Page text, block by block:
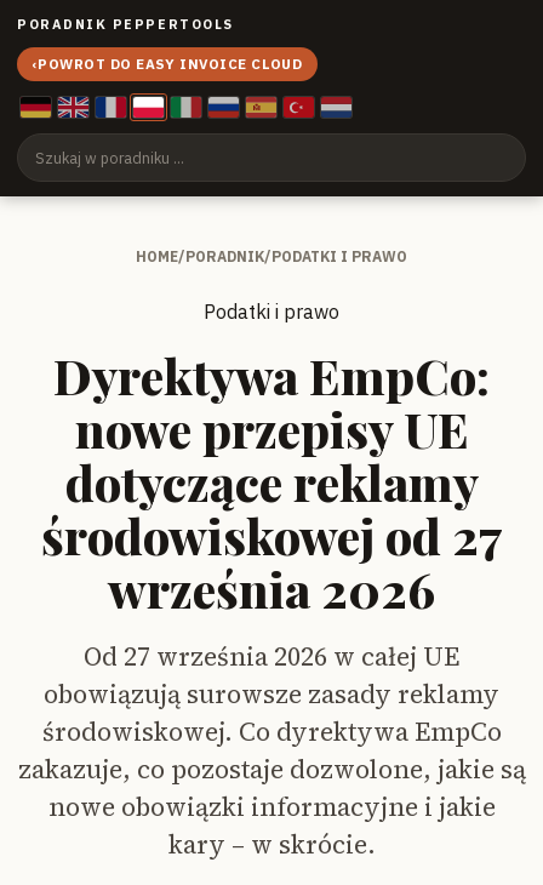
PORADNIK PEPPERTOOLS
‹POWROT DO EASY INVOICE CLOUD
HOME/PORADNIK/PODATKI I PRAWO
Podatki i prawo
Dyrektywa EmpCo:
nowe przepisy UE
dotyczące reklamy
środowiskowej od 27
września 2026
Od 27 września 2026 w całej UE
obowiązują surowsze zasady reklamy
środowiskowej. Co dyrektywa EmpCo
zakazuje, co pozostaje dozwolone, jakie są
nowe obowiązki informacyjne i jakie
kary – w skrócie.